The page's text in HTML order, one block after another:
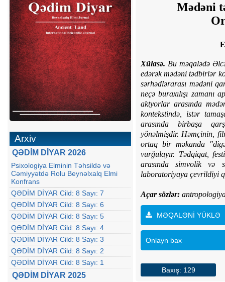
Arxiv
QƏDİM DİYAR 2026
Psixologiya Elminin Təhsildə və
Cəmiyyətdə Rolu Beynəlxalq Elmi
Konfrans
QƏDİM DİYAR Cild: 8 Sayı: 7
QƏDİM DİYAR Cild: 8 Sayı: 6
QƏDİM DİYAR Cild: 8 Sayı: 5
QƏDİM DİYAR Cild: 8 Sayı: 4
QƏDİM DİYAR Cild: 8 Sayı: 3
QƏDİM DİYAR Cild: 8 Sayı: 2
QƏDİM DİYAR Cild: 8 Sayı: 1
QƏDİM DİYAR 2025
Mədəni
Xülasə. Bu məqalədə
edərək mədəni tədbirlər
sərhədlərarası mədəni
neçə buraxılışı zamanı
aktyorlar arasında
kontekstində, istər
arasında birbaşa
yönəlmişdir. Həmçinin,
ortaq bir məkanda
vurğulayır. Tədqiqat,
arasında simvolik və
laboratoriyaya çevrildiyi
Açar sözlər:
MƏQALƏNİ YÜKLƏ
Onlayn bax
Baxış: 129